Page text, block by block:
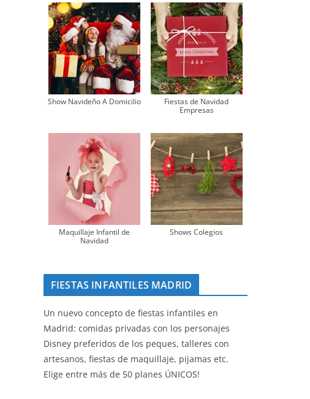
Show Navideño A Domicilio
Fiestas de Navidad
Empresas
Maquillaje Infantil de
Navidad
Shows Colegios
FIESTAS INFANTILES MADRID
Un nuevo concepto de fiestas infantiles en
Madrid: comidas privadas con los personajes
Disney preferidos de los peques, talleres con
artesanos, fiestas de maquillaje, pijamas etc.
Elige entre más de 50 planes ÚNICOS!